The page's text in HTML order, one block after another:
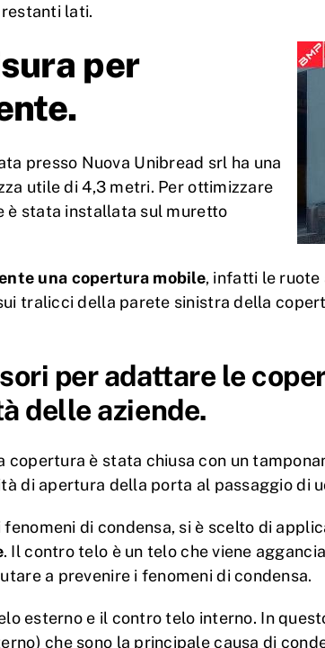
lati.
per
presso Nuova Unibread srl ha una
utile di 4,3 metri. Per ottimizzare
è stata installata sul muretto
una copertura mobile, infatti le
tralicci della parete sinistra della
per adattare le
delle aziende.
è stata chiusa con un
di apertura della porta al passaggio di
di condensa, si è scelto di
. Il contro telo è un telo che viene
a prevenire i fenomeni di condensa.
esterno e il contro telo interno. In
che sono la principale causa di